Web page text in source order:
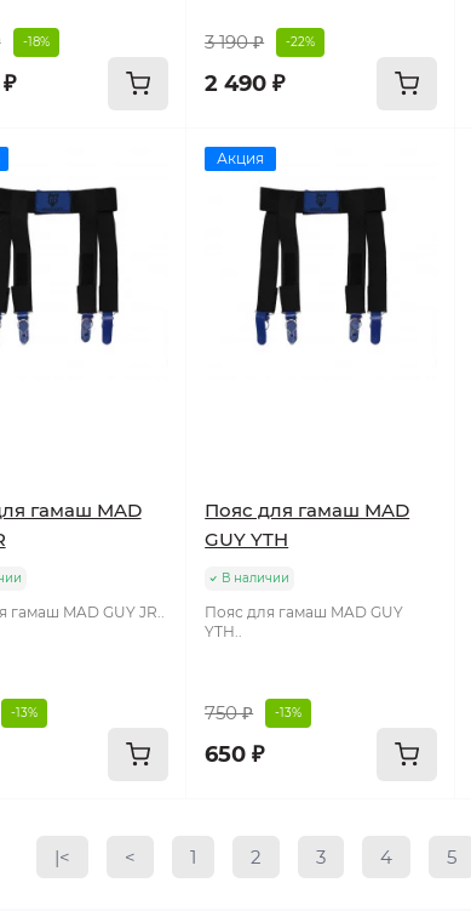
-18% 3 190 ₽ -22%
2 490 ₽
гамаш MAD
гамаш MAD GUY JR..
-13%
Акция
Пояс для гамаш MAD
GUY YTH
В наличии
Пояс для гамаш MAD GUY
YTH..
750 ₽ -13%
650 ₽
|< < 1 2 3 4 5